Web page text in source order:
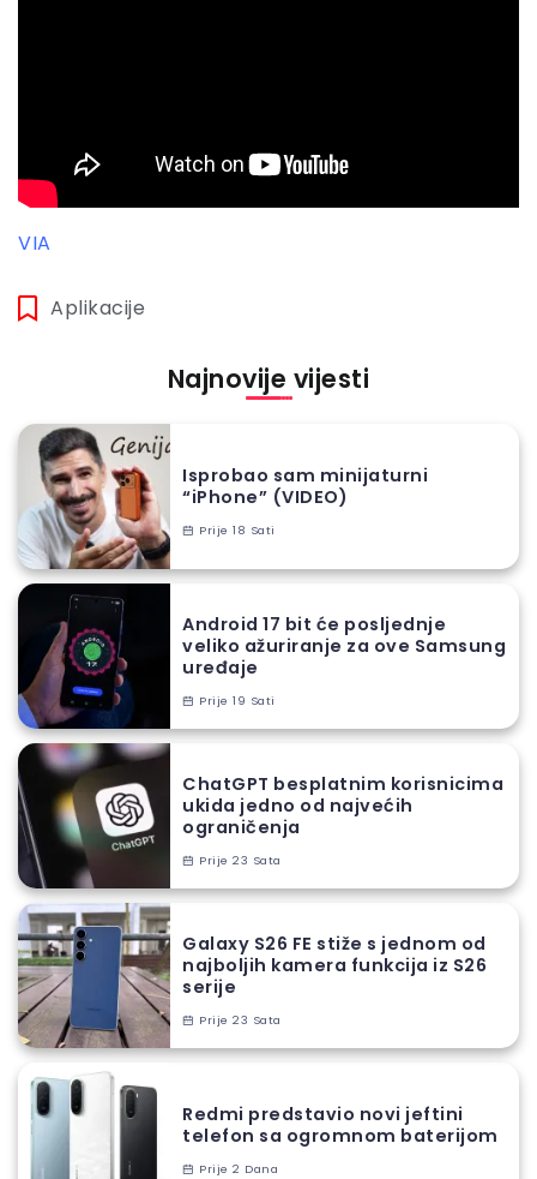
VIA
Aplikacije
Najnovije vijesti
Isprobao sam minijaturni
“iPhone” (VIDEO)
Prije 18 Sati
Android 17 bit će posljednje
veliko ažuriranje za ove Samsung
uređaje
Prije 19 Sati
ChatGPT besplatnim korisnicima
ukida jedno od najvećih
ograničenja
Prije 23 Sata
Galaxy S26 FE stiže s jednom od
najboljih kamera funkcija iz S26
serije
Prije 23 Sata
Redmi predstavio novi jeftini
telefon sa ogromnom baterijom
Prije 2 Dana